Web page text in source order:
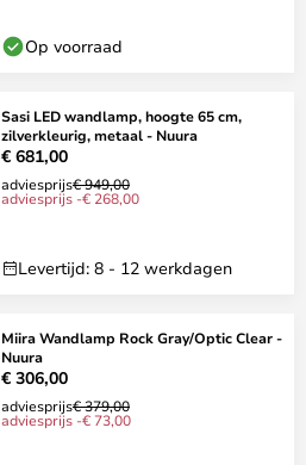
Op voorraad
Sasi LED wandlamp, hoogte 65 cm,
zilverkleurig, metaal - Nuura
€ 681,00
adviesprijs€ 949,00
adviesprijs -€ 268,00
Levertijd: 8 - 12 werkdagen
Miira Wandlamp Rock Gray/Optic Clear -
Nuura
€ 306,00
adviesprijs€ 379,00
adviesprijs -€ 73,00